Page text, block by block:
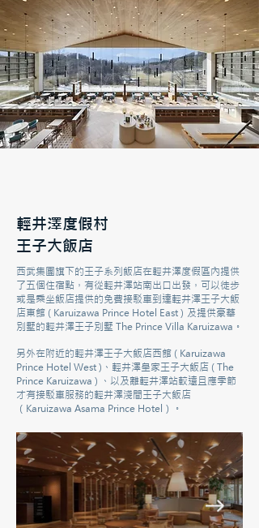
輕井澤度假村
王子大飯店
西武集團旗下的王子系列飯店在輕井澤度假區內提供
了五個住宿點， 有從輕井澤站南出口出發， 可以徒步
或是乘坐飯店提供的免費接駁車到達輕井澤王子大飯
店東館 ( Karuizawa Prince Hotel East ) 及提供豪華
別墅的輕井澤王子別墅 The Prince Villa Karuizawa。
另外在附近的輕井澤王子大飯店西館 ( Karuizawa
Prince Hotel West )、 輕井澤皇家王子大飯店 ( The
Prince Karuizawa ) 、 以及離輕井澤站較遠且應季節
才有接駁車服務的輕井澤淺間王子大飯店
（Karuizawa Asama Prince Hotel）。